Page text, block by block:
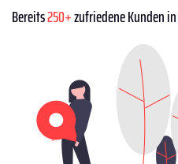
Bereits250+zufriedene Kunden in